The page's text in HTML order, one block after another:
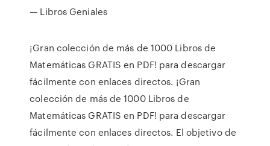
— Libros Geniales
¡Gran colección de más de 1000 Libros de
Matemáticas GRATIS en PDF! para descargar
fácilmente con enlaces directos. ¡Gran
colección de más de 1000 Libros de
Matemáticas GRATIS en PDF! para descargar
fácilmente con enlaces directos. El objetivo de